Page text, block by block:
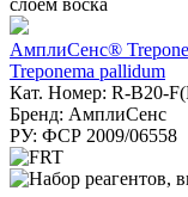
АмплиСенс®
Treponema pallidum
Кат. Номер: R-B20-
Бренд: АмплиСенс
РУ: ФСР 2009/06558